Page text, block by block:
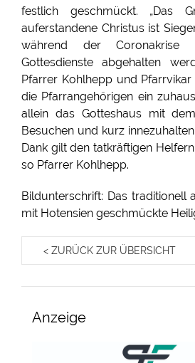
festlich geschmückt. „Das
auferstandene Christus ist
während der Coronakrise
Gottesdienste abgehalten
Pfarrer Kohlhepp und
die Pfarrangehörigen ein
allein das Gotteshaus mit
Besuchen und kurz
Dank gilt den tatkräftigen
so Pfarrer Kohlhepp.
Bildunterschrift: Das traditionell
mit Hotensien geschmückte
< ZURÜCK ZUR ÜBERSICHT
Anzeige